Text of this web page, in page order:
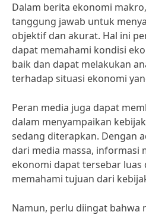
Dalam berita ekonomi
tanggung jawab untuk
objektif dan akurat. Hal ini
dapat memahami kondisi
baik dan dapat melakukan
terhadap situasi ekonomi
Peran media juga dapat
dalam menyampaikan
sedang diterapkan. Dengan
dari media massa, informasi
ekonomi dapat tersebar luas
memahami tujuan dari
Namun, perlu diingat bahwa